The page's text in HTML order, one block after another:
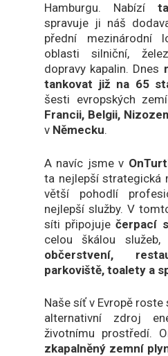
Hamburgu. Nabízí
spravuje ji náš
přední mezinárodní
oblasti silniční,
dopravy kapalin. Dnes
tankovat již na 65
šesti evropských
Francii, Belgii,
v Německu.
A navíc jsme v
ta nejlepší strategická
větší pohodlí
nejlepší služby. V
síti připojuječerpací
celou škálou
občerstvení,
parkoviště, toalety a
Naše síť v Evropě
alternativní zdroj
životnímu prostředí.
zkapalněný zemní